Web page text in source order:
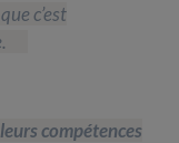
c’est
compétences